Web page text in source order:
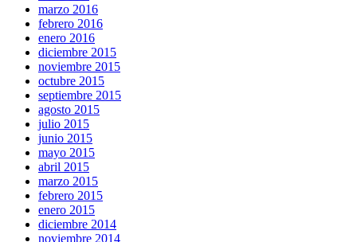
marzo 2016
febrero 2016
enero 2016
diciembre 2015
noviembre 2015
octubre 2015
septiembre 2015
agosto 2015
julio 2015
junio 2015
mayo 2015
abril 2015
marzo 2015
febrero 2015
enero 2015
diciembre 2014
noviembre 2014